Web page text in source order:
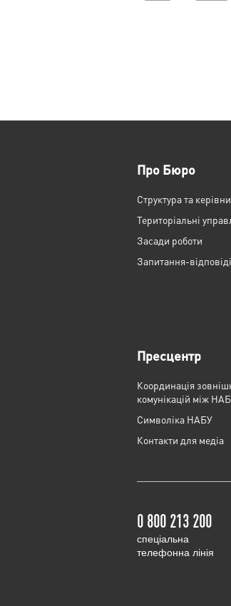
Про Бюро
Структура та
Територіальні
Засади роботи
Запитання-відповіді
Пресцентр
Координація
комунікацій між
Cимволіка НАБУ
Контакти для медіа
0 800 213 200
cпеціальна
телефонна лінія